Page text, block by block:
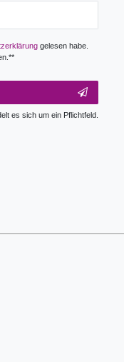
gelesen habe.
es sich um ein Pflichtfeld.